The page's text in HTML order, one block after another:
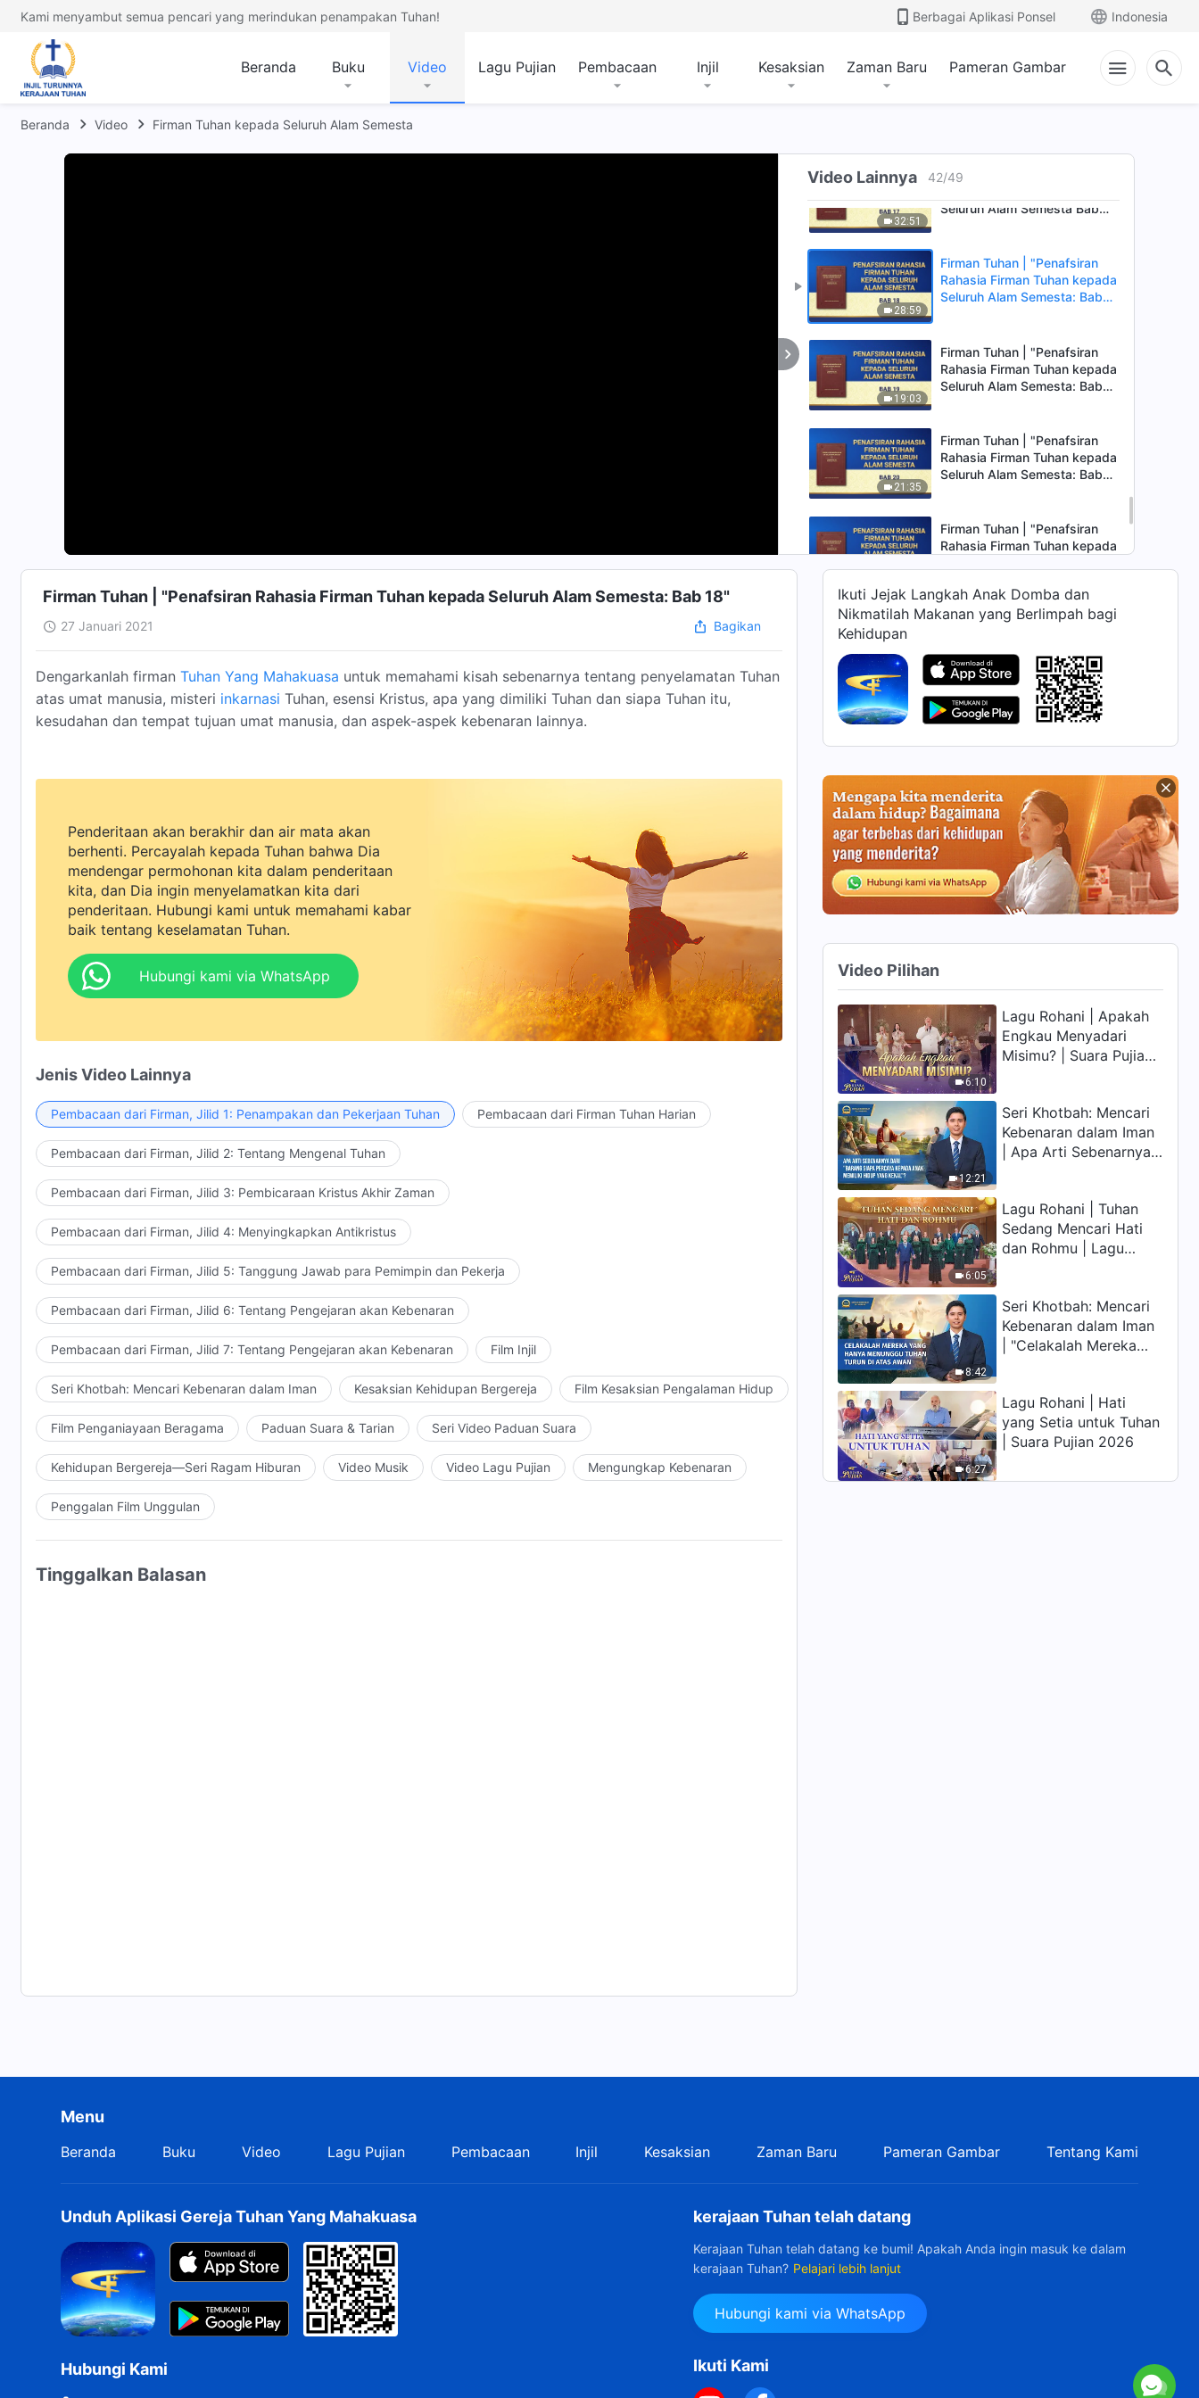
Kami menyambut semua pencari yang merindukan penampakan Tuhan! Berbagai Aplikasi Ponsel Indonesia
Beranda Buku Video Lagu Pujian Pembacaan Injil Kesaksian Zaman Baru Pameran Gambar
Beranda Video Firman Tuhan kepada Seluruh Alam Semesta
Video Lainnya 42/49
Rahasia Firman Tuhan kepada
32:51
Firman Tuhan | "Penafsiran
Seluruh Alam Semesta Bab
28:59
Firman Tuhan | "Penafsiran
Rahasia Firman Tuhan kepada
Seluruh Alam Semesta: Bab
19:03
Firman Tuhan | "Penafsiran
Rahasia Firman Tuhan kepada
Seluruh Alam Semesta: Bab
21:35
Firman Tuhan | "Penafsiran
Rahasia Firman Tuhan kepada
Seluruh Alam Semesta: Bab
Firman Tuhan | "Penafsiran
Rahasia Firman Tuhan kepada
17:05
Firman Tuhan | "Penafsiran
Seluruh Alam Semesta: Bab
24 dan 25"
Firman Tuhan | "Penafsiran
Rahasia Firman Tuhan kepada
15:03
Firman Tuhan | "Penafsiran
Rahasia Firman Tuhan kepada
Seluruh Alam Semesta: Bab
Firman Tuhan | "Penafsiran
Rahasia Firman Tuhan kepada
Seluruh Alam Semesta: Bab
Firman Tuhan | "Penafsiran Rahasia Firman Tuhan kepada Seluruh Alam Semesta: Bab 18"
27 Januari 2021 Bagikan
Dengarkanlah firman Tuhan Yang Mahakuasa untuk memahami kisah sebenarnya tentang penyelamatan Tuhan
atas umat manusia, misteri inkarnasi Tuhan, esensi Kristus, apa yang dimiliki Tuhan dan siapa Tuhan itu,
kesudahan dan tempat tujuan umat manusia, dan aspek-aspek kebenaran lainnya.
Penderitaan akan berakhir dan air mata akan
berhenti. Percayalah kepada Tuhan bahwa Dia
mendengar permohonan kita dalam penderitaan
kita, dan Dia ingin menyelamatkan kita dari
penderitaan. Hubungi kami untuk memahami kabar
baik tentang keselamatan Tuhan.
Hubungi kami via WhatsApp
Jenis Video Lainnya
Pembacaan dari Firman, Jilid 1: Penampakan dan Pekerjaan Tuhan Pembacaan dari Firman Tuhan Harian
Pembacaan dari Firman, Jilid 2: Tentang Mengenal Tuhan
Pembacaan dari Firman, Jilid 3: Pembicaraan Kristus Akhir Zaman
Pembacaan dari Firman, Jilid 4: Menyingkapkan Antikristus
Pembacaan dari Firman, Jilid 5: Tanggung Jawab para Pemimpin dan Pekerja
Pembacaan dari Firman, Jilid 6: Tentang Pengejaran akan Kebenaran
Pembacaan dari Firman, Jilid 7: Tentang Pengejaran akan Kebenaran Film Injil
Seri Khotbah: Mencari Kebenaran dalam Iman Kesaksian Kehidupan Bergereja Film Kesaksian Pengalaman Hidup
Film Penganiayaan Beragama Paduan Suara & Tarian Seri Video Paduan Suara
Kehidupan Bergereja—Seri Ragam Hiburan Video Musik Video Lagu Pujian Mengungkap Kebenaran
Penggalan Film Unggulan
Tinggalkan Balasan
Ikuti Jejak Langkah Anak Domba dan
Nikmatilah Makanan yang Berlimpah bagi
Kehidupan
Video Pilihan
6:10
Lagu Rohani | Apakah
Engkau Menyadari
Misimu? | Suara Pujian
12:21
Seri Khotbah: Mencari
Kebenaran dalam Iman
| Apa Arti Sebenarnya
memiliki hidup yang
kekal"?
6:05
Lagu Rohani | Tuhan
Sedang Mencari Hati
dan Rohmu | Lagu
8:42
Seri Khotbah: Mencari
Kebenaran dalam Iman
| "Celakalah Mereka
Awan"
6:27
Lagu Rohani | Hati
yang Setia untuk Tuhan
| Suara Pujian 2026
Menu
Beranda Buku Video Lagu Pujian Pembacaan Injil Kesaksian Zaman Baru Pameran Gambar Tentang Kami
Unduh Aplikasi Gereja Tuhan Yang Mahakuasa
Hubungi Kami
kerajaan Tuhan telah datang
Kerajaan Tuhan telah datang ke bumi! Apakah Anda ingin masuk ke dalam
kerajaan Tuhan? Pelajari lebih lanjut
Hubungi kami via WhatsApp
Ikuti Kami